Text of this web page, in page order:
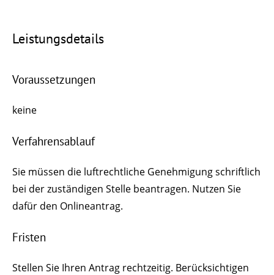
Leistungsdetails
Voraussetzungen
keine
Verfahrensablauf
Sie müssen die luftrechtliche Genehmigung schriftlich
bei der zuständigen Stelle beantragen. Nutzen Sie
dafür den Onlineantrag.
Fristen
Stellen Sie Ihren Antrag rechtzeitig. Berücksichtigen